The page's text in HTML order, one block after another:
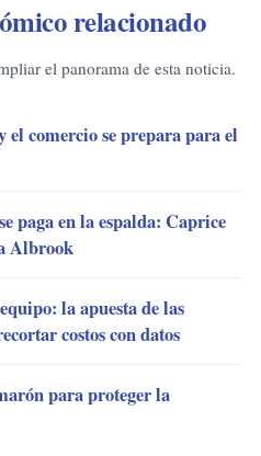
relacionado
el panorama de esta noticia.
el comercio se prepara para el
paga en la espalda: Caprice
Albrook
la apuesta de las
costos con datos
para proteger la